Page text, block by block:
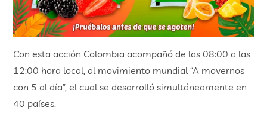
Con esta acción Colombia acompañó de las 08:00 a las
12:00 hora local, al movimiento mundial “A movernos
con 5 al día”, el cual se desarrolló simultáneamente en
40 países.